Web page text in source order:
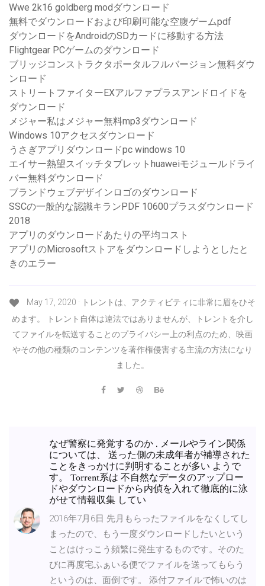
Wwe 2k16 goldberg modダウンロード
無料でダウンロードおよび印刷可能な空腹ゲームpdf
ダウンロードをAndroidのSDカードに移動する方法
Flightgear PCゲームのダウンロード
ブリッジコンストラクタポータルフルバージョン無料ダウ
ンロード
ストリートファイターEXアルファプラスアンドロイドを
ダウンロード
メジャー私はメジャー無料mp3ダウンロード
Windows 10アクセスダウンロード
うさぎアプリダウンロードpc windows 10
エイサー熱望スイッチタブレットhuaweiモジュールドライ
バー無料ダウンロード
ブランドウェブデザインロゴのダウンロード
SSCの一般的な認識キランPDF 10600プラスダウンロード
2018
アプリのダウンロードあたりの平均コスト
アプリのMicrosoftストアをダウンロードしようとしたと
きのエラー
May 17, 2020 · トレントは、アクティビティに非常に眉をひそ
めます。 トレント自体は違法ではありませんが、トレントを介し
てファイルを転送することのプライバシー上の利点のため、映画
やその他の種類のコンテンツを著作権侵害する主流の方法になり
ました。
なぜ警察に発覚するのか . メールやライン関係
については、 送った側の未成年者が補導された
ことをきっかけに判明することが多い ようで
す。 Torrent系は 不自然なデータのアップロー
ドやダウンロードから内偵を入れて徹底的に泳
がせて情報収集 してい
2016年7月6日 先月もらったファイルをなくしてし
まったので、もう一度ダウンロードしたいという
ことはけっこう頻繁に発生するものです。そのた
びに再度宅ふぁいる便でファイルを送ってもらう
というのは、面倒です。 添付ファイルで怖いのは